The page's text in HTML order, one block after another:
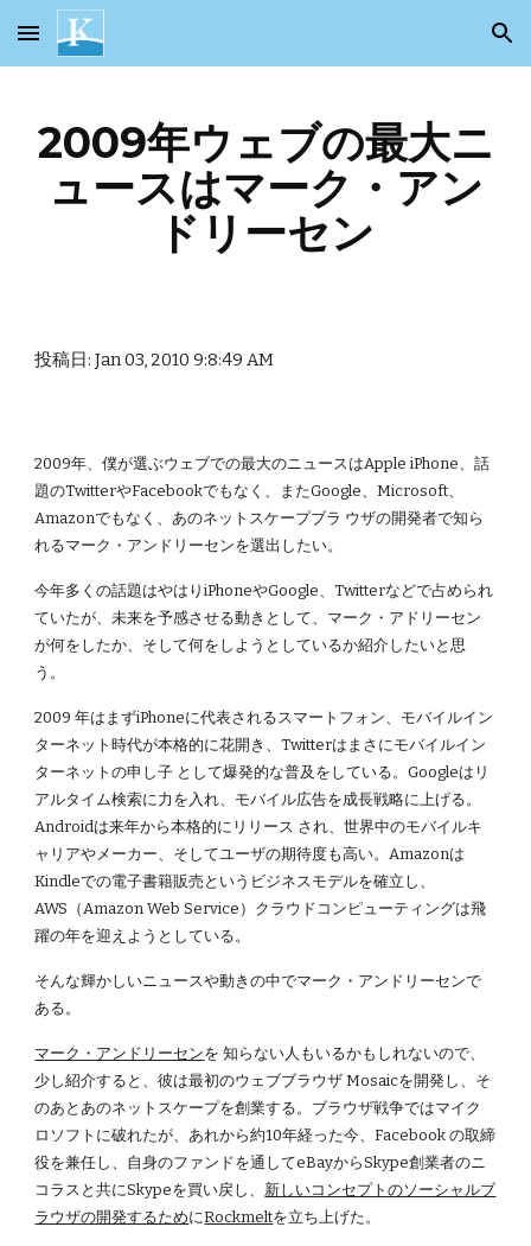
Skip to main content Skip to navigation
2009年ウェブの最大ニ
ュースはマーク・アン
ドリーセン
投稿日: Jan 03, 2010 9:8:49 AM
2009年、僕が選ぶウェブでの最大のニュースはApple iPhone、話
題のTwitterやFacebookでもなく、またGoogle、Microsoft、
Amazonでもなく、あのネットスケープブラ ウザの開発者で知ら
れるマーク・アンドリーセンを選出したい。
今年多くの話題はやはりiPhoneやGoogle、Twitterなどで占められ
ていたが、未来を予感させる動きとして、マーク・アドリーセン
が何をしたか、そして何をしようとしているか紹介したいと思
う。
2009 年はまずiPhoneに代表されるスマートフォン、モバイルイン
ターネット時代が本格的に花開き、Twitterはまさにモバイルイン
ターネットの申し子 として爆発的な普及をしている。Googleはリ
アルタイム検索に力を入れ、モバイル広告を成長戦略に上げる。
Androidは来年から本格的にリリース され、世界中のモバイルキ
ャリアやメーカー、そしてユーザの期待度も高い。Amazonは
Kindleでの電子書籍販売というビジネスモデルを確立し、
AWS（Amazon Web Service）クラウドコンピューティングは飛
躍の年を迎えようとしている。
そんな輝かしいニュースや動きの中でマーク・アンドリーセンで
ある。
マーク・アンドリーセンを 知らない人もいるかもしれないので、
少し紹介すると、彼は最初のウェブブラウザ Mosaicを開発し、そ
のあとあのネットスケープを創業する。ブラウザ戦争ではマイク
ロソフトに破れたが、あれから約10年経った今、Facebook の取締
役を兼任し、自身のファンドを通してeBayからSkype創業者のニ
コラスと共にSkypeを買い戻し、 新しいコンセプトのソーシャルブ
ラウザの開発するためにRockmeltを立ち上げた。